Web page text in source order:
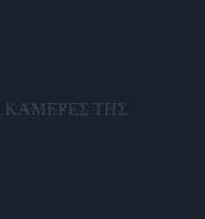
ΚΑΜΕΡΕΣ ΤΗΣ